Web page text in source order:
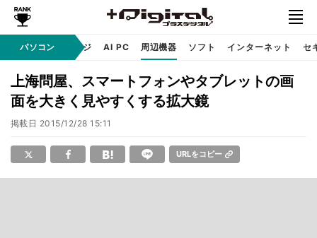
パソコン
自作 / テクノロジ AI PC 周辺機器 ソフト インターネット セ
上海問屋、スマートフォンやタブレットの画
面を大きく見やすくする拡大鏡
掲載日 2015/12/28 15:11
URLをコピー